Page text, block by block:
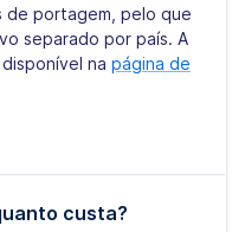
de portagem, pelo que
separado por país. A
na página de
custa?